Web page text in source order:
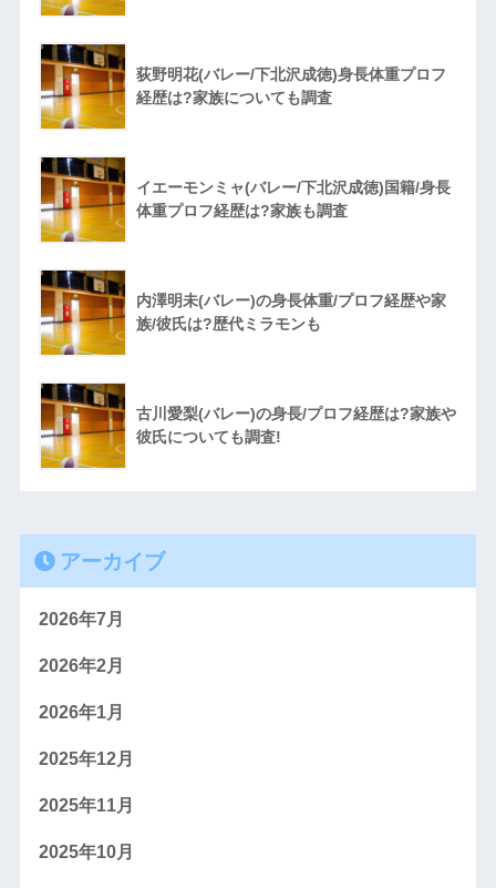
荻野明花(バレー/下北沢成徳)身長体重プロフ
経歴は?家族についても調査
イエーモンミャ(バレー/下北沢成徳)国籍/身長
体重プロフ経歴は?家族も調査
内澤明未(バレー)の身長体重/プロフ経歴や家
族/彼氏は?歴代ミラモンも
古川愛梨(バレー)の身長/プロフ経歴は?家族や
彼氏についても調査!
アーカイブ
2026年7月
2026年2月
2026年1月
2025年12月
2025年11月
2025年10月